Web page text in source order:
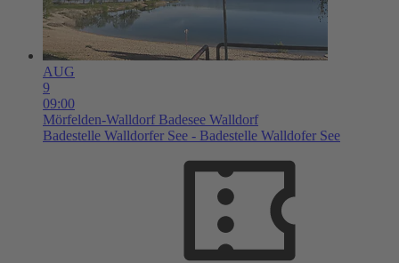
AUG
9
09:00
Mörfelden-Walldorf Badesee Walldorf
Badestelle Walldorfer See - Badestelle Walldofer See